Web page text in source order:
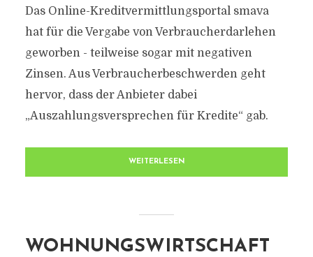
Das Online-Kreditvermittlungsportal smava
hat für die Vergabe von Verbraucherdarlehen
geworben - teilweise sogar mit negativen
Zinsen. Aus Verbraucherbeschwerden geht
hervor, dass der Anbieter dabei
„Auszahlungsversprechen für Kredite“ gab.
WEITERLESEN
WOHNUNGSWIRTSCHAFT